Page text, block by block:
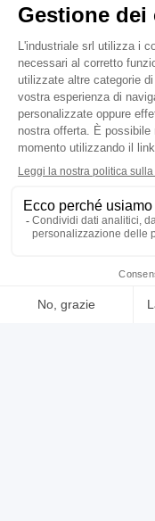
prezzo su
Localizzazione: 🇮🇹
tavola 8000 x 1060 mm
mandrino ISO 50 -
mandrino 10-1207 giri/
posizioni - avanzamento
rapido 4-6000 mm/min -
25IND77
🇮🇹 CASAVOLA spa
4
4